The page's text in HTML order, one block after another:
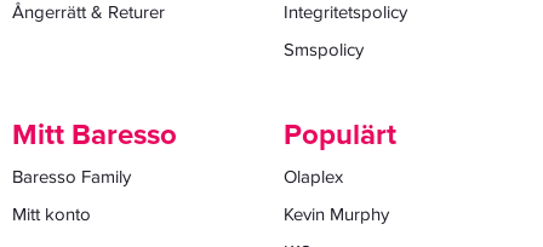
Ångerrätt & Returer
Integritetspolicy
Smspolicy
Mitt Baresso
Baresso Family
Mitt konto
Populärt
Olaplex
Kevin Murphy